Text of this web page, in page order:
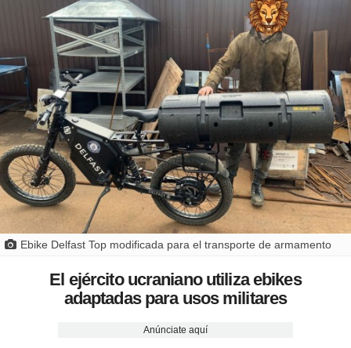
Ebike Delfast Top modificada para el transporte de armamento
El ejército ucraniano utiliza ebikes
adaptadas para usos militares
Anúnciate aquí